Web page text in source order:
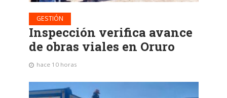
GESTIÓN
Inspección verifica avance
de obras viales en Oruro
hace 10 horas